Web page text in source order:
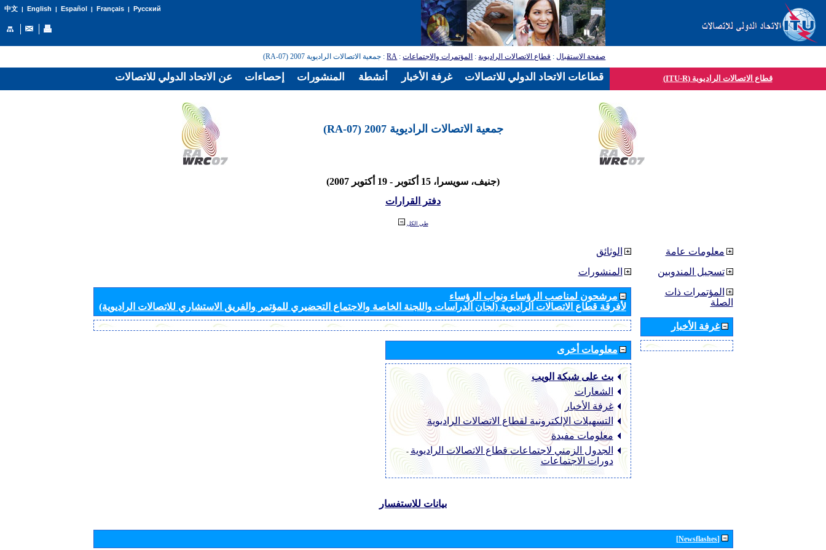
中文| English | Español | Français| Русский
صفحة الاستقبال: قطاع الاتصالات الراديوية: المؤتمرات والاجتماعات:
RA: جمعية الاتصالات الراديوية 2007 (RA-07)
قطاع الاتصالات الراديوية (ITU-R)
جمعية الاتصالات الراديوية 2007 (RA-07)
(جنيف، سويسرا، 15 أكتوبر - 19 أكتوبر 2007)
دفتر القرارات
طي الكل
الوثائق
المنشورات
مرشحون لمناصب الرؤساء ونواب الرؤساء
لأفرقة قطاع الاتصالات الراديوية (لجان الدراسات واللجنة الخاصة والاجتماع التحضيري للمؤتمر والفريق الاستشاري للاتصالات الراديوية)
معلومات أخرى
بث على شبكة الويب
الشعارات
غرفة الأخبار
التسهيلات الإلكترونية لقطاع الاتصالات الراديوية
معلومات مفيدة
الجدول الزمني لاجتماعات قطاع الاتصالات الراديوية -
دورات الاجتماعات
معلومات عامة
تسجيل المندوبين
المؤتمرات ذات
الصلة
غرفة الأخبار
بيانات للاستفسار
[Newsflashes]
عن الاتحاد الدولي للاتصالات إحصاءات المنشورات أنشطة غرفة الأخبار قطاعات الاتحاد الدولي للاتصالات